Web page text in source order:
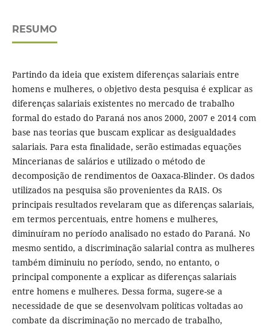
RESUMO
Partindo da ideia que existem diferenças salariais entre
homens e mulheres, o objetivo desta pesquisa é explicar as
diferenças salariais existentes no mercado de trabalho
formal do estado do Paraná nos anos 2000, 2007 e 2014 com
base nas teorias que buscam explicar as desigualdades
salariais. Para esta finalidade, serão estimadas equações
Mincerianas de salários e utilizado o método de
decomposição de rendimentos de Oaxaca-Blinder. Os dados
utilizados na pesquisa são provenientes da RAIS. Os
principais resultados revelaram que as diferenças salariais,
em termos percentuais, entre homens e mulheres,
diminuíram no período analisado no estado do Paraná. No
mesmo sentido, a discriminação salarial contra as mulheres
também diminuiu no período, sendo, no entanto, o
principal componente a explicar as diferenças salariais
entre homens e mulheres. Dessa forma, sugere-se a
necessidade de que se desenvolvam políticas voltadas ao
combate da discriminação no mercado de trabalho,